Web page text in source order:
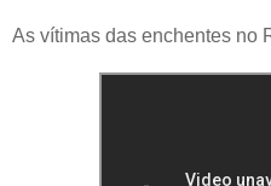
As vítimas das enchentes no